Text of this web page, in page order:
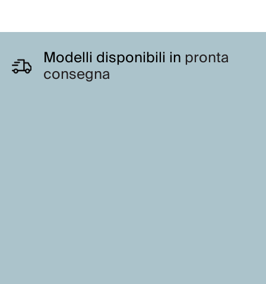
Modelli disponibili in pronta
consegna